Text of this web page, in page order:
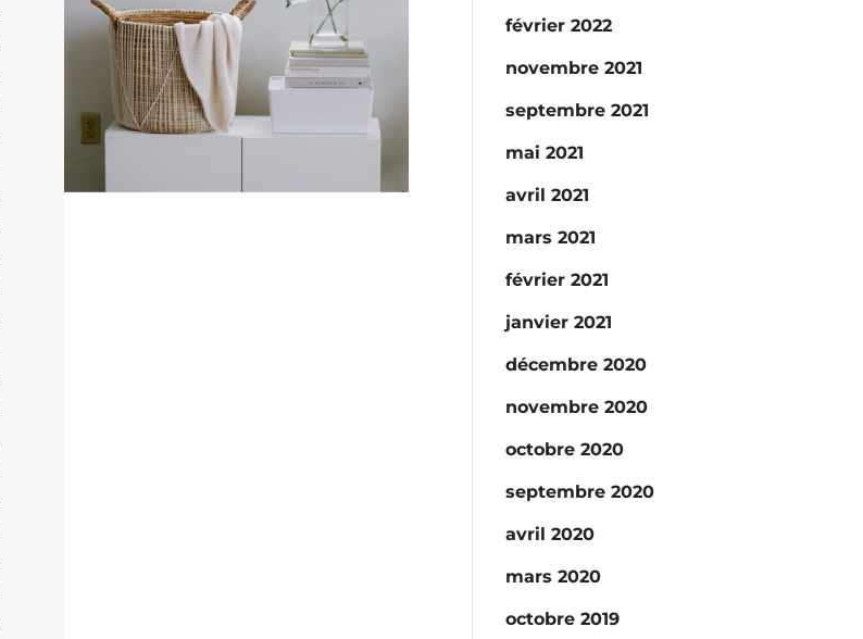
février 2022
novembre 2021
septembre 2021
mai 2021
avril 2021
mars 2021
février 2021
janvier 2021
décembre 2020
novembre 2020
octobre 2020
septembre 2020
avril 2020
mars 2020
octobre 2019